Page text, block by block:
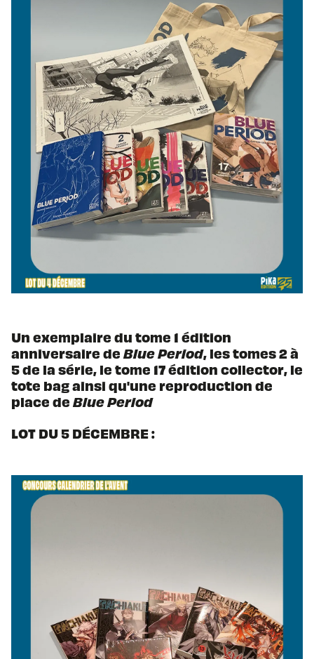
Un exemplaire du tome 1 édition
anniversaire de Blue Period, les tomes 2 à
5 de la série, le tome 17 édition collector, le
tote bag ainsi qu'une reproduction de
place de Blue Period
LOT DU 5 DÉCEMBRE :